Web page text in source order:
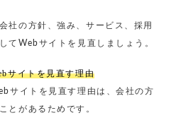
社の方針、強み、サービス、採用
てWebサイトを見直しましょう。
サイトを見直す理由
サイトを見直す理由は、会社の方
とがあるためです。